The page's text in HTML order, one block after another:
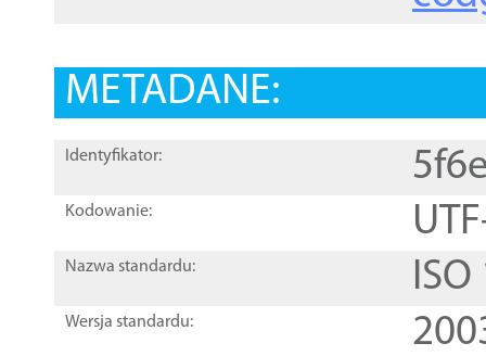
METADANE:
Identyfikator:
Kodowanie:
Nazwa standardu:
Wersja standardu: